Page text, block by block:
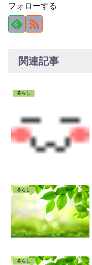
フォローする
関連記事
暮らし
暮らし
暮らし